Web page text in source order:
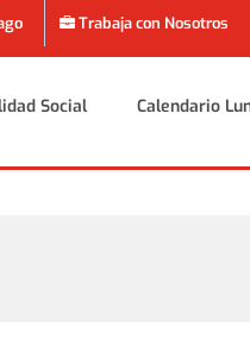
Trabaja con Nosotros
Social Calendario
Social Calendario